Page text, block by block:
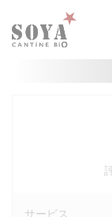
クッキー利用の管
サービス